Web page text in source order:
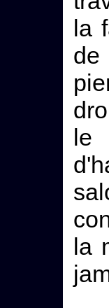
la
de
le
la